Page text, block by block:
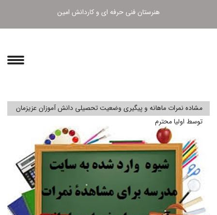
هنرستان فنی حرفه ای و کاردانش امین
مشاده نمرات ماهانه و پیگیری وضعیت تحصیلی دانش آموزان عزیزمان
توسط اولیا محترم